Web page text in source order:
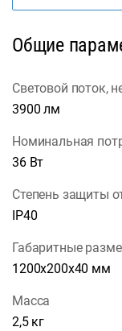
Общие
Световой поток,
3900 лм
Номинальная
36 Вт
Степень защиты
IP40
Габаритные
1200х200х40 мм
Масса
2,5 кг